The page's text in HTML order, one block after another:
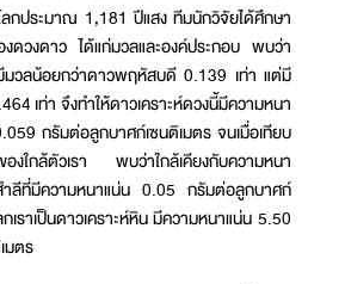
กประมาณ 1,181 ปีแสง ทีมนักวิจัยได้ศึกษา
ดวงดาว ได้แก่มวลและองค์ประกอบ พบว่า
มีมวลน้อยกว่าดาวพฤหัสบดี 0.139 เท่า แต่มี
เท่า จึงทำให้ดาวเคราะห์ดวงนี้มีความหนา
กรัมต่อลูกบาศก์เซนติเมตร จนเมื่อเทียบ
องใกล้ตัวเรา พบว่าใกล้เคียงกับความหนา
ำลีที่มีความหนาแน่น 0.05 กรัมต่อลูกบาศก์
เราเป็นดาวเคราะห์หิน มีความหนาแน่น 5.50
มตร